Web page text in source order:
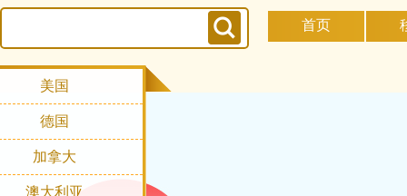
首页
美国
德国
加拿大
澳大利亚